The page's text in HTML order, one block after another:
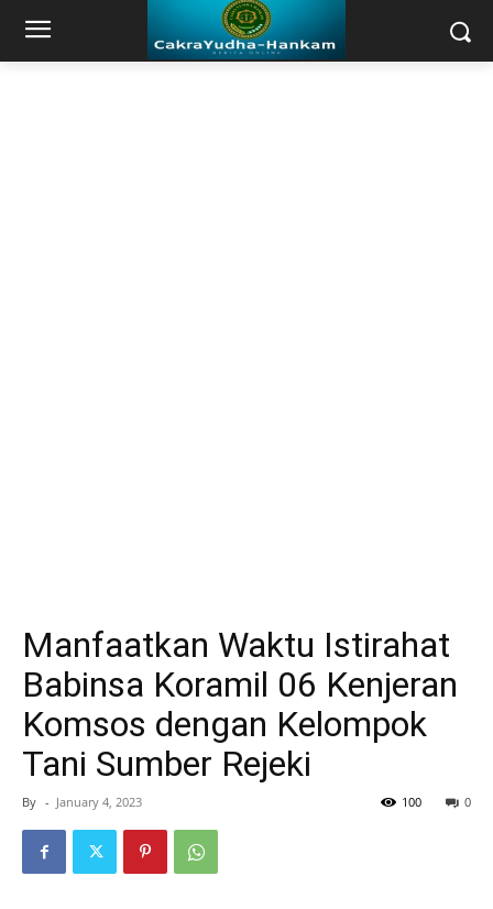
Manfaatkan Waktu Istirahat
Babinsa Koramil 06 Kenjeran
Komsos dengan Kelompok
Tani Sumber Rejeki
By - January 4, 2023 0
100